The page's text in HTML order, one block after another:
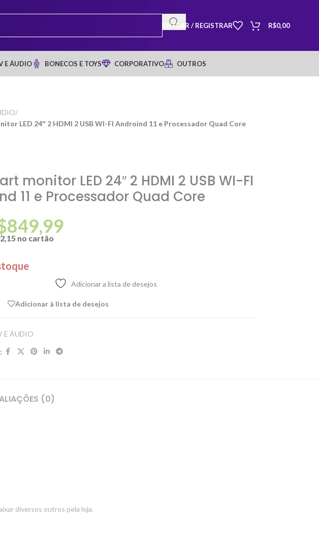
ENTRAR / REGISTRAR R$0,00
E ÁUDIO BONECOS E TOYS CORPORATIVO OUTROS
/
LED 24″ 2 HDMI 2 USB WI-FI Androind 11 e Processador Quad Core
monitor LED 24″ 2 HDMI 2 USB WI-FI
11 e Processador Quad Core
849,99
no cartão
Adicionar a lista de desejos
Adicionar à lista de desejos
E ÁUDIO
(0)
diversos outros pela loja.